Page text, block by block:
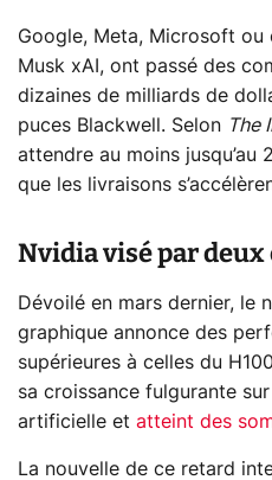
Google, Meta, Microsoft ou
Musk xAI, ont passé des
dizaines de milliards de
puces Blackwell. Selon The
attendre au moins
que les livraisons
Nvidia visé par
Dévoilé en mars dernier, le
graphique annonce des
supérieures à celles du
sa croissance fulgurante
artificielle et atteint des
La nouvelle de ce retard